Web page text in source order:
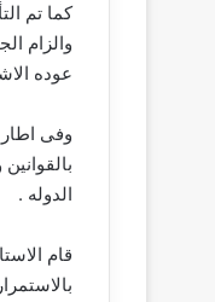
كما تم
والزام
عوده
وفى اطار
الدوله .
قام